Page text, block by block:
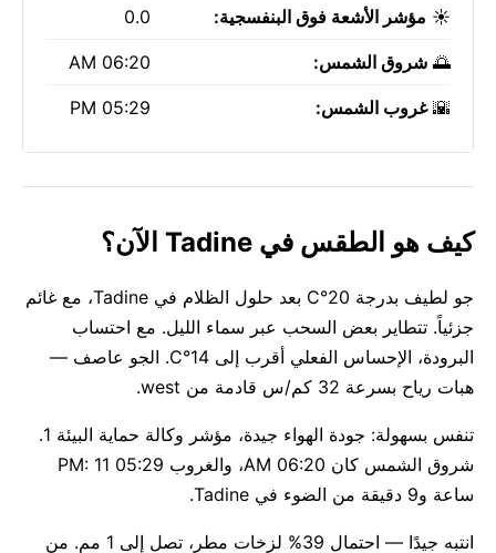
☀️ مؤشر الأشعة فوق البنفسجية: 0.0
🌅 شروق الشمس: 06:20 AM
🌇غروب الشمس: 05:29 PM
كيف هو الطقس في Tadine الآن؟
جو لطيف بدرجة 20°C بعد حلول الظلام في Tadine، مع غائم
جزئياً. تتطاير بعض السحب عبر سماء الليل. مع احتساب
البرودة، الإحساس الفعلي أقرب إلى 14°C. الجو عاصف —
هبات رياح بسرعة 32 كم/س قادمة من west.
تنفس بسهولة: جودة الهواء جيدة، مؤشر وكالة حماية البيئة 1.
شروق الشمس كان 06:20 AM، والغروب 05:29 PM: 11
ساعة و9 دقيقة من الضوء في Tadine.
انتبه جيدًا — احتمال 39% لزخات مطر، تصل إلى 1 مم. من